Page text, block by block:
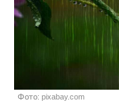
Фото: pixabay.com